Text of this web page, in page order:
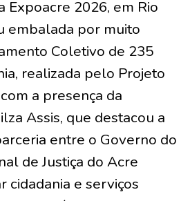
Expoacre 2026, em Rio
embalada por muito
Coletivo de 235
realizada pelo Projeto
a presença da
Assis, que destacou a
entre o Governo do
de Justiça do Acre
cidadania e serviços